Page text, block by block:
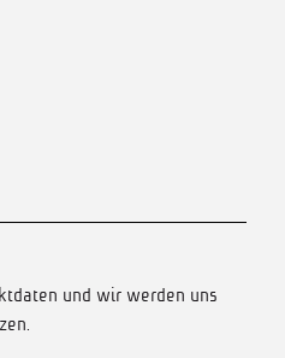
und wir werden uns